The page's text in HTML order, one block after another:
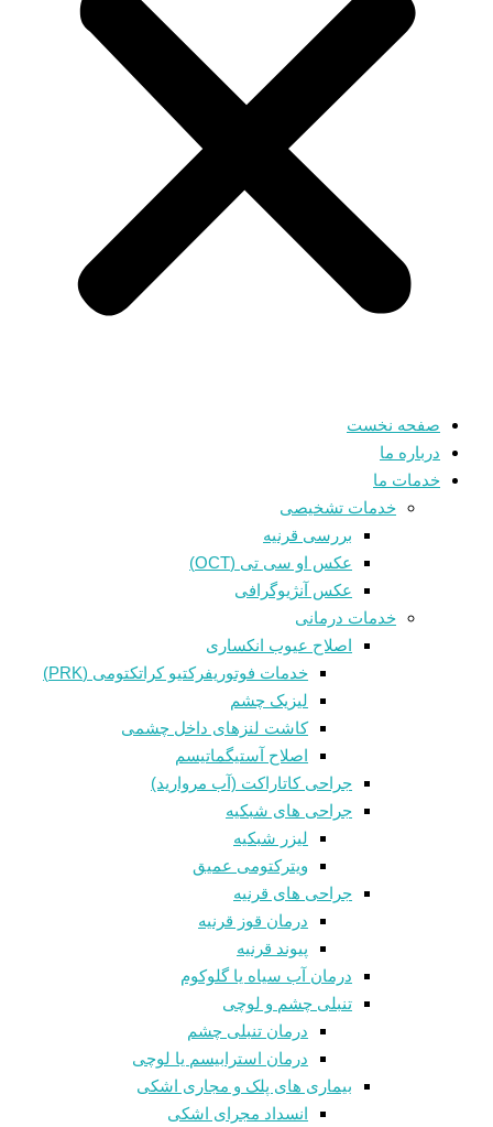
صفحه نخست
درباره ما
خدمات ما
خدمات تشخیصی
بررسی قرنیه
عکس او سی تی (OCT)
عکس آنژیوگرافی
خدمات درمانی
اصلاح عیوب انکساری
خدمات فوتوريفرکتيو کراتکتومی (PRK)
لیزیک چشم
کاشت لنزهای داخل چشمی
اصلاح آستیگماتیسم
جراحی کاتاراکت (آب مروارید)
جراحی های شبکیه
لیزر شبکیه
ویترکتومی عمیق
جراحی های قرنیه
درمان قوز قرنيه
پیوند قرنیه
درمان آب سیاه یا گلوکوم
تنبلی چشم و لوچی
درمان تنبلی چشم
درمان استرابیسم یا لوچی
بیماری های پلک و مجاری اشکی
انسداد مجرای اشکی